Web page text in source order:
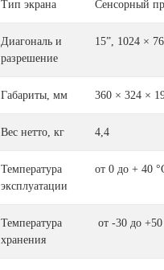
Тип экрана Сенсорный
Диагональ и
разрешение
15”, 1024 ×
Габариты, мм 360 × 324 ×
Вес нетто, кг 4,4
Температура
эксплуатации
от 0 до + 40
Температура
хранения
от -30 до +50